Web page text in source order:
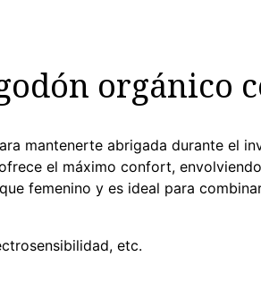
orgánico
mantenerte abrigada durante el
el máximo confort,
femenino y es ideal para
etc.